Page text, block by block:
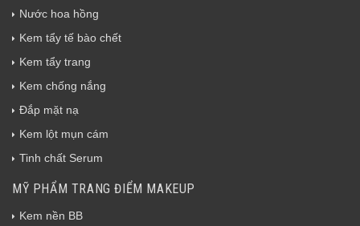
Nước hoa hồng
Kem tẩy tế bào chết
Kem tẩy trang
Kem chống nắng
Đắp mặt nạ
Kem lột mụn cám
Tinh chất Serum
MỸ PHẨM TRANG ĐIỂM MAKEUP
Kem nền BB